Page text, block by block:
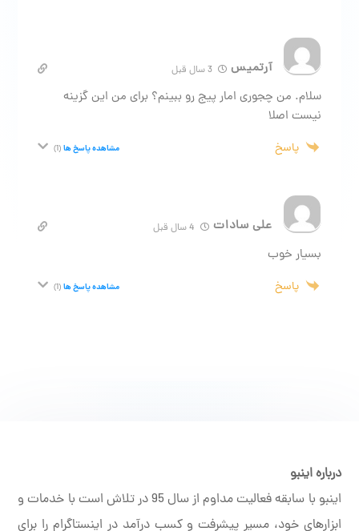
آرتمیس
سلام. من چجوری امار پیج رو ببینم؟ برای من این گزینه
نیست اصلا
پاسخ مشاهده پاسخ ها(1)
علی سادات
بسیار خوب
پاسخ مشاهده پاسخ ها(1)
درباره اینبو
اینبو با سابقه فعالیت مداوم از سال 95 در تلاش است با خدمات و
ابزارهای خود، مسیر پیشرفت و کسب درآمد در اینستاگرام را برای